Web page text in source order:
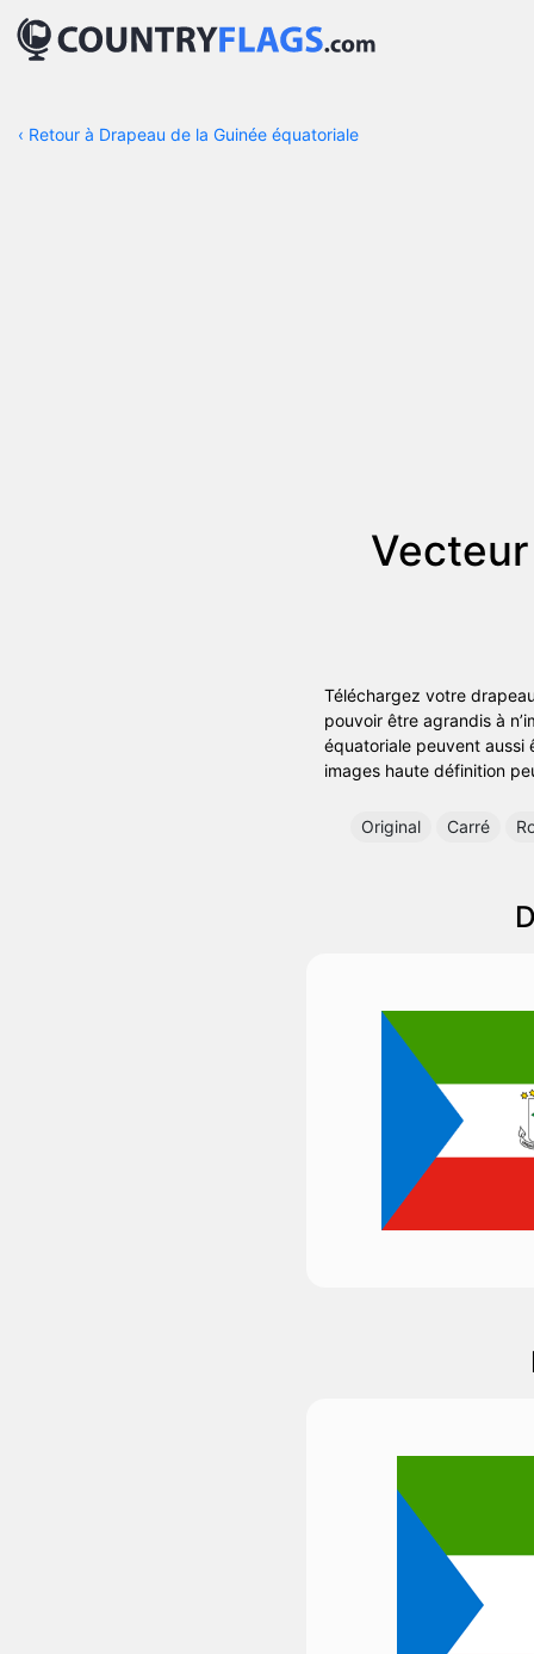
‹ Retour à Drapeau de la Guinée équatoriale
Téléchargez votre
pouvoir être agrandis à
équatoriale peuvent aussi
images haute définition
Original Carré